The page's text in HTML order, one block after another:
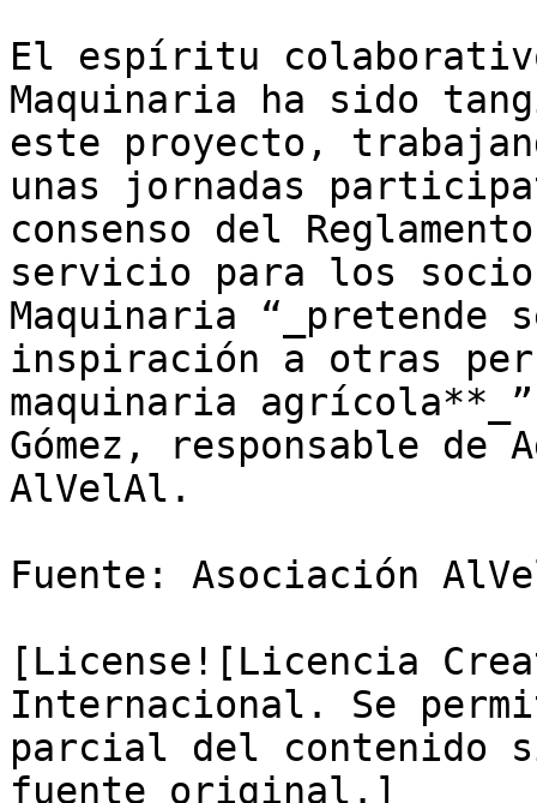
El espíritu
Maquinaria ha sido
este proyecto,
unas jornadas
consenso del
servicio para los
Maquinaria
inspiración a otras
maquinaria
Gómez, responsable
AlVelAl.
Fuente: Asociación
[License![Licencia
Internacional. Se
parcial del contenido
fuente original.]